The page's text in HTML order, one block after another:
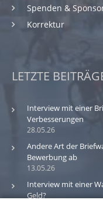
Spenden &
Korrektur
LETZTE
28.05.26
Interview mit einer
Verbesserungen
13.05.26
Andere Art der
Bewerbung ab
Interview mit einer
Geld?